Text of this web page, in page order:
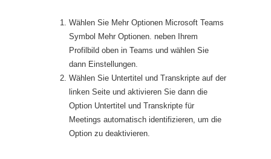
Wählen Sie Mehr Optionen Microsoft Teams
Symbol Mehr Optionen. neben Ihrem
Profilbild oben in Teams und wählen Sie
dann Einstellungen.
Wählen Sie Untertitel und Transkripte auf der
linken Seite und aktivieren Sie dann die
Option Untertitel und Transkripte für
Meetings automatisch identifizieren, um die
Option zu deaktivieren.